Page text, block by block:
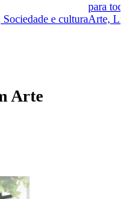
e cultura
para
Arte,
Arte